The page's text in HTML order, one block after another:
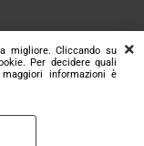
migliore. Cliccando su
Per decidere quali
informazioni è